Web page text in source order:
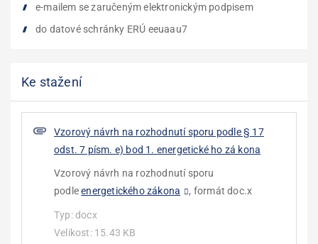
e-mailem se zaručeným elektronickým podpisem
do datové schránky ERÚ eeuaau7
Ke stažení
Vzorový návrh na rozhodnutı́ sporu podle § 17
odst. 7 pı́sm. e) bod 1. energetické ho zá kona
Vzorový návrh na rozhodnutí sporu
podleenergetického zákona , formát doc.x
Typ:docx
Velikost: 15.43 KB